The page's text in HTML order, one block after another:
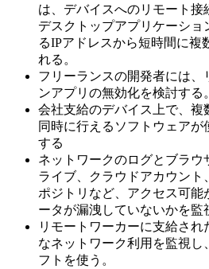
は、デバイスへのリモート接
デスクトップアプリケーショ
るIPアドレスから短時間に複
れる。
フリーランスの開発者には、
ンアプリの無効化を検討する。
会社支給のデバイス上で、複
同時に行えるソフトウェアが
する
ネットワークのログとブラウ
ライブ、クラウドアカウント
ポジトリなど、アクセス可
ータが漏洩していないかを監
リモートワーカーに支給さ
なネットワーク利用を監視し
フトを使う。